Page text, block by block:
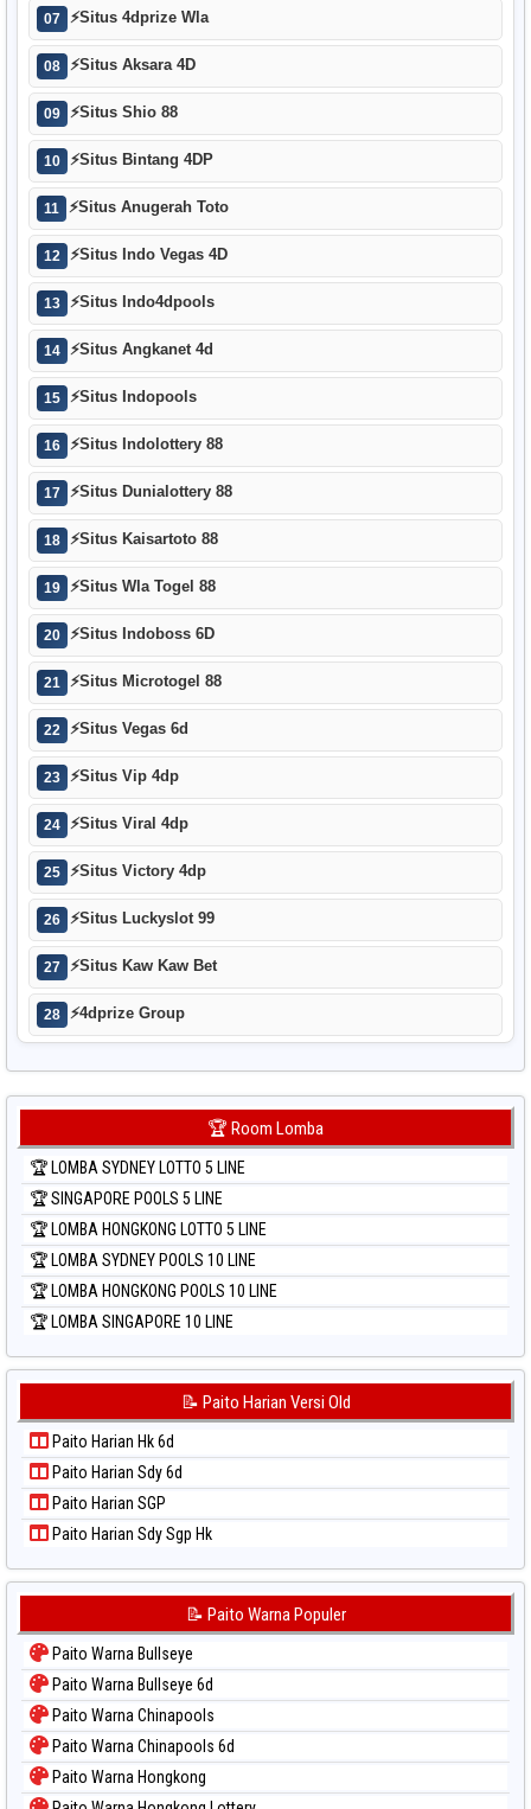
07 ⚡Situs 4dprize Wla
08 ⚡Situs Aksara 4D
09 ⚡Situs Shio 88
10 ⚡Situs Bintang 4DP
11 ⚡Situs Anugerah Toto
12 ⚡Situs Indo Vegas 4D
13 ⚡Situs Indo4dpools
14 ⚡Situs Angkanet 4d
15 ⚡Situs Indopools
16 ⚡Situs Indolottery 88
17 ⚡Situs Dunialottery 88
18 ⚡Situs Kaisartoto 88
19 ⚡Situs Wla Togel 88
20 ⚡Situs Indoboss 6D
21 ⚡Situs Microtogel 88
22 ⚡Situs Vegas 6d
23 ⚡Situs Vip 4dp
24 ⚡Situs Viral 4dp
25 ⚡Situs Victory 4dp
26 ⚡Situs Luckyslot 99
27 ⚡Situs Kaw Kaw Bet
28 ⚡4dprize Group
🏆 Room Lomba
🏆 LOMBA SYDNEY LOTTO 5 LINE
🏆 SINGAPORE POOLS 5 LINE
🏆 LOMBA HONGKONG LOTTO 5 LINE
🏆 LOMBA SYDNEY POOLS 10 LINE
🏆 LOMBA HONGKONG POOLS 10 LINE
🏆 LOMBA SINGAPORE 10 LINE
📝 Paito Harian Versi Old
Paito Harian Hk 6d
Paito Harian Sdy 6d
Paito Harian SGP
Paito Harian Sdy Sgp Hk
📝 Paito Warna Populer
Paito Warna Bullseye
Paito Warna Bullseye 6d
Paito Warna Chinapools
Paito Warna Chinapools 6d
Paito Warna Hongkong